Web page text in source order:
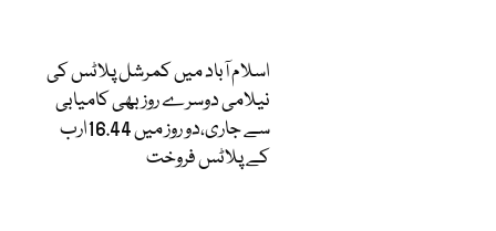
اسلام آباد میں کمرشل پلاٹس کی
نیلامی دوسرے روز بھی کامیابی
سے جاری،دو روز میں 16.44ارب
کے پلاٹس فروخت